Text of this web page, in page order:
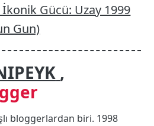
İkonik Gücü: Uzay 1999
Gun)
,
bloggerlardan biri. 1998